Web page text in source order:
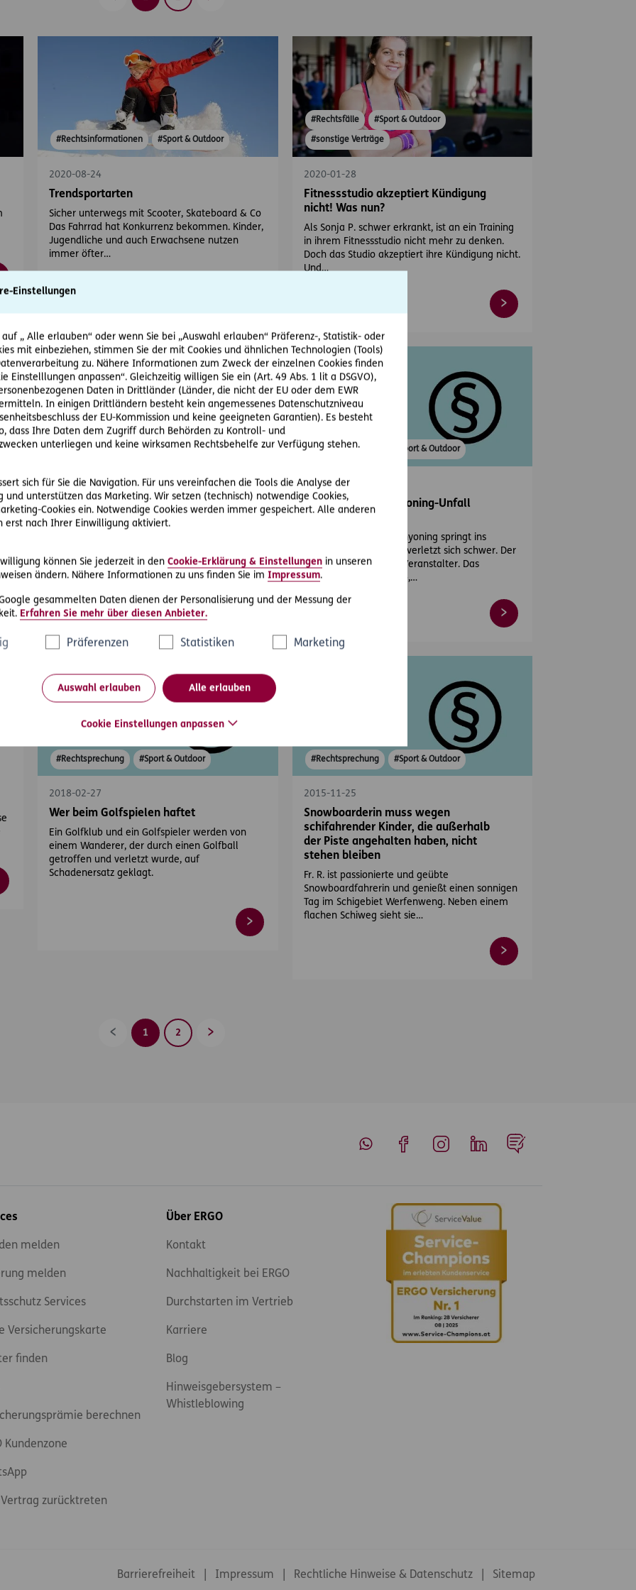
Einstellungen
„ Alle erlauben“ oder wenn Sie bei „Auswahl erlauben“ Präferenz-, Statistik- oder
mit einbeziehen, stimmen Sie der mit Cookies und ähnlichen Technologien (Tools)
zu. Nähere Informationen zum Zweck der einzelnen Cookies finden
Einstelllungen anpassen“. Gleichzeitig willigen Sie ein (Art. 49 Abs. 1 lit a DSGVO),
Daten in Drittländer (Länder, die nicht der EU oder dem EWR
In einigen Drittländern besteht kein angemessenes Datenschutzniveau
der EU-Kommission und keine geeigneten Garantien). Es besteht
dass Ihre Daten dem Zugriff durch Behörden zu Kontroll- und
unterliegen und keine wirksamen Rechtsbehelfe zur Verfügung stehen.
sich für Sie die Navigation. Für uns vereinfachen die Tools die Analyse der
und unterstützen das Marketing. Wir setzen (technisch) notwendige Cookies,
Cookies ein. Notwendige Cookies werden immer gespeichert. Alle anderen
erst nach Ihrer Einwilligung aktiviert.
können Sie jederzeit in den Cookie-Erklärung & Einstellungen in unseren
ändern. Nähere Informationen zu uns finden Sie im Impressum.
gesammelten Daten dienen der Personalisierung und der Messung der
Erfahren Sie mehr über diesen Anbieter.
Präferenzen Statistiken Marketing
Auswahl erlauben Alle erlauben
Cookie Einstellungen anpassen
Zurück Vorwärts
#Rechtsinformationen #Sport & Outdoor
2020-08-24
Trendsportarten
Sicher unterwegs mit Scooter, Skateboard & Co
Das Fahrrad hat Konkurrenz bekommen. Kinder,
Jugendliche und auch Erwachsene nutzen
immer öfter…
#Rechtsfälle #Sport & Outdoor
#sonstige Verträge
2020-01-28
Fitnessstudio akzeptiert Kündigung
nicht! Was nun?
Als Sonja P. schwer erkrankt, ist an ein Training
in ihrem Fitnessstudio nicht mehr zu denken.
Doch das Studio akzeptiert ihre Kündigung nicht.
Und…
#Rechtsprechung #Sport & Outdoor
Sturz am Golfplatz wegen defektem
Deckel der Bewässerungsanlage –
Haftet der Golfplatzbetreiber?
Bewässerungsschachtes. Der Kläger bricht
wegen des…
#Rechtsprechung #Sport & Outdoor
2018-05-24
Wer bei einem Canyoning-Unfall
Ein Teilnehmer am Canyoning springt ins
natürliche Wasser und verletzt sich schwer. Der
Teilnehmer klagt den Veranstalter. Das
Beweisverfahren ergab,…
#Rechtsprechung #Sport & Outdoor
2018-02-27
Wer beim Golfspielen haftet
Ein Golfklub und ein Golfspieler werden von
einem Wanderer, der durch einen Golfball
getroffen und verletzt wurde, auf
Schadenersatz geklagt.
#Rechtsprechung #Sport & Outdoor
2015-11-25
Snowboarderin muss wegen
schifahrender Kinder, die außerhalb
der Piste angehalten haben, nicht
stehen bleiben
Fr. R. ist passionierte und geübte
Snowboardfahrerin und genießt einen sonnigen
Tag im Schigebiet Werfenweng. Neben einem
flachen Schiweg sieht sie…
Zurück 1 2 Vorwärts
melden
melden
Services
Versicherungskarte
finden
berechnen
Kundenzone
zurücktreten
Über ERGO
Kontakt
Nachhaltigkeit bei ERGO
Durchstarten im Vertrieb
Karriere
Blog
Hinweisgebersystem –
Whistleblowing
Footer-Links
Barrierefreiheit Impressum Rechtliche Hinweise & Datenschutz Sitemap